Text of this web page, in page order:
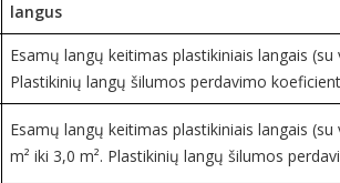
langus
Esamų langų keitimas plastikiniais langais
Plastikinių langų šilumos perdavimo
Esamų langų keitimas plastikiniais langais
m² iki 3,0 m². Plastikinių langų šilumos